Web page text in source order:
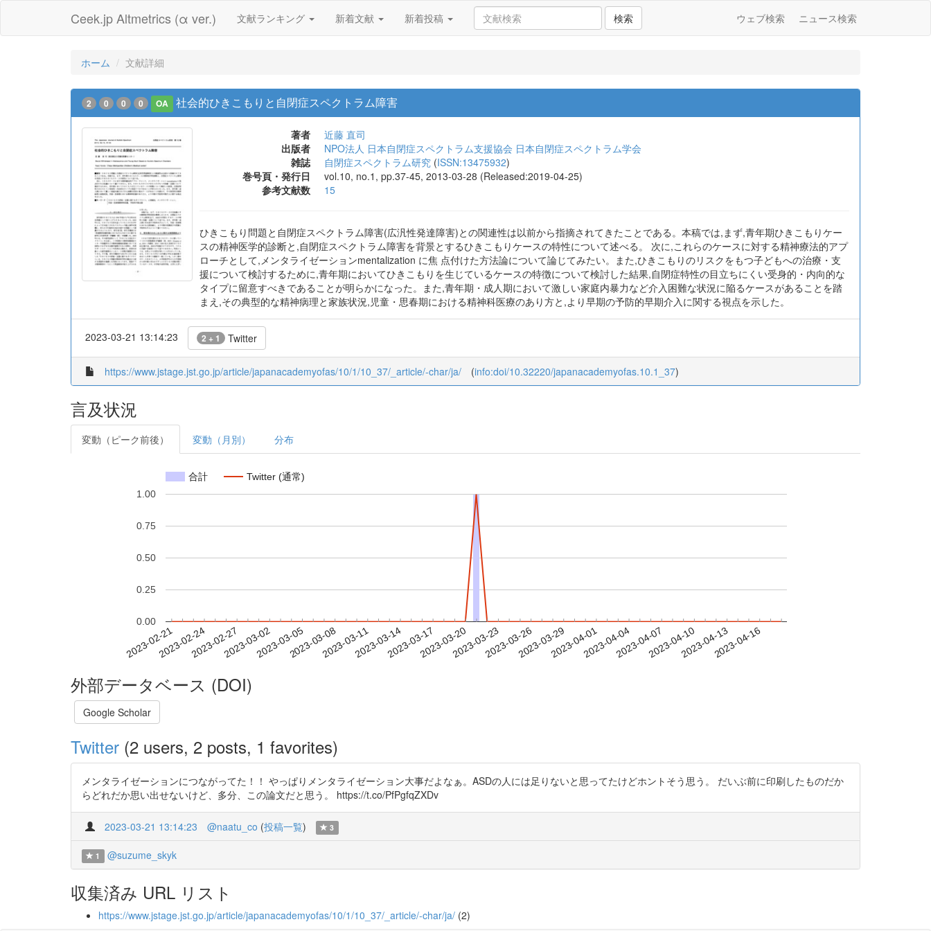
Ceek.jp Altmetrics (α ver.) 文献ランキング 新着文献 新着投稿 検索 ウェブ検索 ニュース検索
ホーム 文献詳細
2 0 0 0 OA 社会的ひきこもりと自閉症スペクトラム障害
著者
近藤 直司
出版者
NPO法人 日本自閉症スペクトラム支援協会 日本自閉症スペクトラム学会
雑誌
自閉症スペクトラム研究 (ISSN:13475932)
巻号頁・発行日
vol.10, no.1, pp.37-45, 2013-03-28 (Released:2019-04-25)
参考文献数
15
ひきこもり問題と自閉症スペクトラム障害(広汎性発達障害)との関連性は以前から指摘されてきたことである。本稿では,まず,青年期ひきこもりケー
スの精神医学的診断と,自閉症スペクトラム障害を背景とするひきこもりケースの特性について述べる。 次に,これらのケースに対する精神療法的アプ
ローチとして,メンタライゼーションmentalization に焦 点付けた方法論について論じてみたい。また,ひきこもりのリスクをもつ子どもへの治療・支
援について検討するために,青年期においてひきこもりを生じているケースの特徴について検討した結果,自閉症特性の目立ちにくい受身的・内向的な
タイプに留意すべきであることが明らかになった。また,青年期・成人期において激しい家庭内暴力など介入困難な状況に陥るケースがあることを踏
まえ,その典型的な精神病理と家族状況,児童・思春期における精神科医療のあり方と,より早期の予防的早期介入に関する視点を示した。
2023-03-21 13:14:23 2 + 1 Twitter
https://www.jstage.jst.go.jp/article/japanacademyofas/10/1/10_37/_article/-char/ja/ (info:doi/10.32220/japanacademyofas.10.1_37)
言及状況
変動（ピーク前後） 変動（月別） 分布
合計 Twitter (通常)
2023-02-212023-02-242023-02-272023-03-022023-03-052023-03-082023-03-112023-03-142023-03-172023-03-202023-03-232023-03-262023-03-292023-04-012023-04-042023-04-072023-04-102023-04-132023-04-16
0.00
0.25
0.50
0.75
1.00
外部データベース (DOI)
Google Scholar
Twitter (2 users, 2 posts, 1 favorites)
メンタライゼーションにつながってた！！ やっぱりメンタライゼーション大事だよなぁ。ASDの人には足りないと思ってたけどホントそう思う。 だいぶ前に印刷したものだか
らどれだか思い出せないけど、多分、この論文だと思う。 https://t.co/PfPgfqZXDv
2023-03-21 13:14:23 @naatu_co (投稿一覧) 3
1 @suzume_skyk
収集済み URL リスト
https://www.jstage.jst.go.jp/article/japanacademyofas/10/1/10_37/_article/-char/ja/ (2)